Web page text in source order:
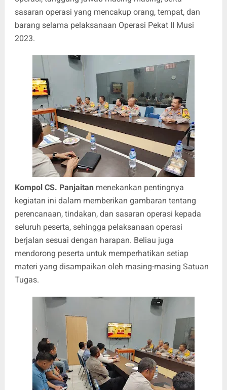
sasaran operasi yang mencakup orang, tempat, dan
barang selama pelaksanaan Operasi Pekat II Musi
2023.
Kompol CS. Panjaitan menekankan pentingnya
kegiatan ini dalam memberikan gambaran tentang
perencanaan, tindakan, dan sasaran operasi kepada
seluruh peserta, sehingga pelaksanaan operasi
berjalan sesuai dengan harapan. Beliau juga
mendorong peserta untuk memperhatikan setiap
materi yang disampaikan oleh masing-masing Satuan
Tugas.